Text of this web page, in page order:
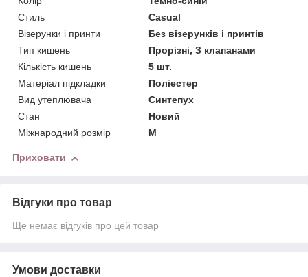
Стиль
Casual
Візерунки і принти
Без візерунків і принтів
Тип кишень
Прорізні, З клапанами
Кількість кишень
5 шт.
Матеріал підкладки
Поліестер
Вид утеплювача
Синтепух
Стан
Новий
Міжнародний розмір
M
Приховати
Відгуки про товар
Ще немає відгуків про цей товар
Умови доставки